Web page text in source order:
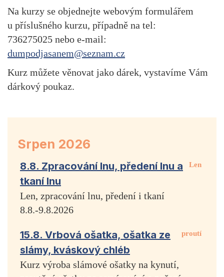
Na kurzy se objednejte webovým formulářem
u příslušného kurzu, případně na tel:
736275025 nebo e-mail:
dumpodjasanem@seznam.cz
Kurz můžete věnovat jako dárek, vystavíme Vám
dárkový poukaz.
Srpen 2026
Len
8.8. Zpracování lnu, předení lnu a
tkaní lnu
Len, zpracování lnu, předení i tkaní
8.8.-9.8.2026
proutí
15.8. Vrbová ošatka, ošatka ze
slámy, kváskový chléb
Kurz výroba slámové ošatky na kynutí,